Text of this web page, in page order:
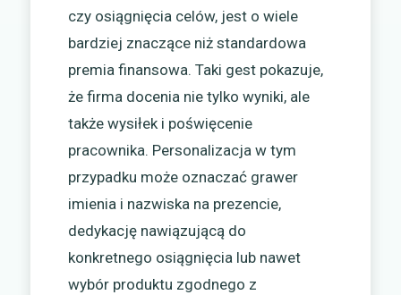
czy osiągnięcia celów, jest o wiele
bardziej znaczące niż standardowa
premia finansowa. Taki gest pokazuje,
że firma docenia nie tylko wyniki, ale
także wysiłek i poświęcenie
pracownika. Personalizacja w tym
przypadku może oznaczać grawer
imienia i nazwiska na prezencie,
dedykację nawiązującą do
konkretnego osiągnięcia lub nawet
wybór produktu zgodnego z